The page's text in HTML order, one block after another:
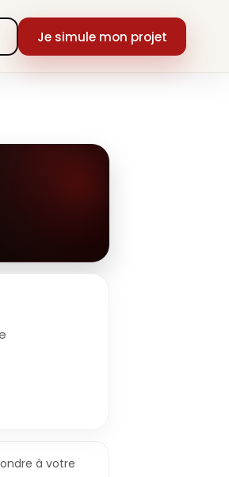
Je simule mon projet
à votre